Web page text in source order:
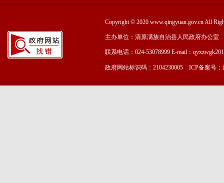
Copyright © 2020 www.qingyuan.gov.cn All
主办单位：清原满族自治县人民政府办公室
联系电话：024-53078999 E-mail：
政府网站标识码：2104230005 ICP备案号：